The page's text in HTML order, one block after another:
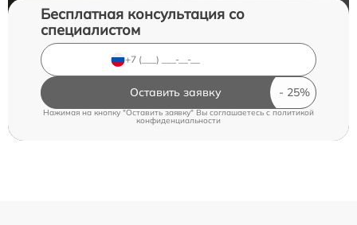
Бесплатная консультация со
специалистом
Оставить заявку
Нажимая на кнопку "Оставить заявку" Вы соглашаетесь cполитикой
конфиденциальности